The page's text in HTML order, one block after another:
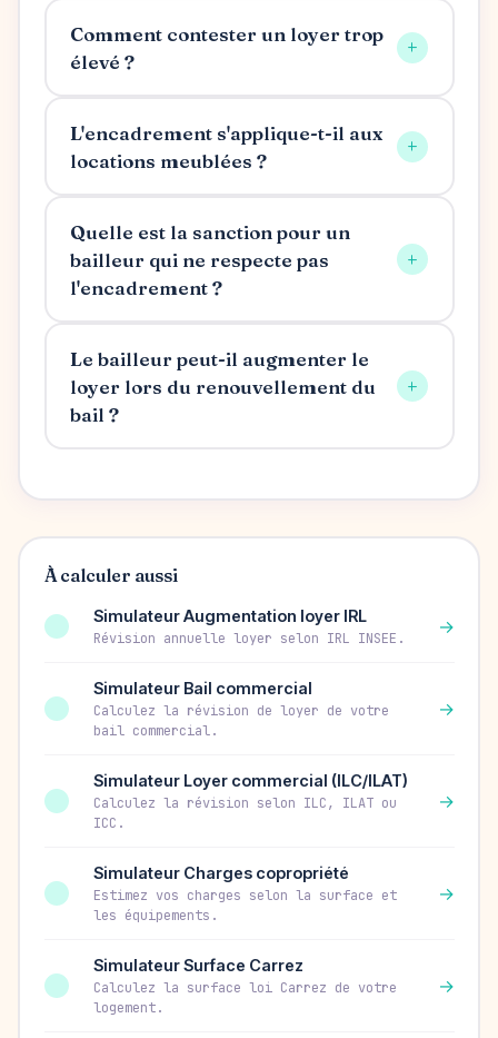
Comment contester un loyer trop
élevé ?
+
L'encadrement s'applique-t-il aux
locations meublées ?
+
Quelle est la sanction pour un
bailleur qui ne respecte pas
l'encadrement ?
+
Le bailleur peut-il augmenter le
loyer lors du renouvellement du
bail ?
+
À calculer aussi
Simulateur Augmentation loyer IRL
Révision annuelle loyer selon IRL INSEE.
→
Simulateur Bail commercial
Calculez la révision de loyer de votre
bail commercial.
→
Simulateur Loyer commercial (ILC/ILAT)
Calculez la révision selon ILC, ILAT ou
ICC.
→
Simulateur Charges copropriété
Estimez vos charges selon la surface et
les équipements.
→
Simulateur Surface Carrez
Calculez la surface loi Carrez de votre
logement.
→